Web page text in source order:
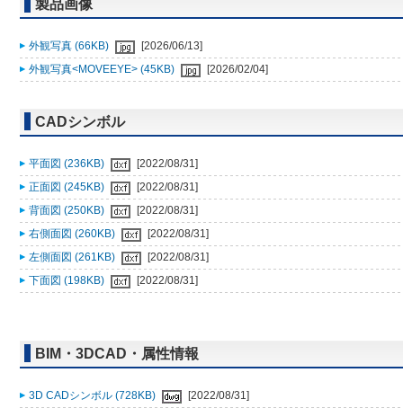
製品画像
外観写真 (66KB)
[2026/06/13]
外観写真<MOVEEYE> (45KB)
[2026/02/04]
CADシンボル
平面図 (236KB)
[2022/08/31]
正面図 (245KB)
[2022/08/31]
背面図 (250KB)
[2022/08/31]
右側面図 (260KB)
[2022/08/31]
左側面図 (261KB)
[2022/08/31]
下面図 (198KB)
[2022/08/31]
BIM・3DCAD・属性情報
3D CADシンボル (728KB)
[2022/08/31]